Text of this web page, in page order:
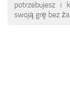
ETS 2 News
Kontakty
Inne
potrzebujesz i
swoją grę bez